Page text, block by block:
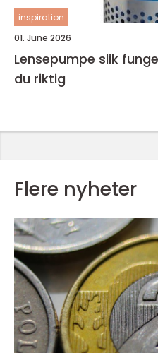
inspiration
01. June 2026
Lensepumpe slik fungerer den og slik velger
du riktig
Flere nyheter